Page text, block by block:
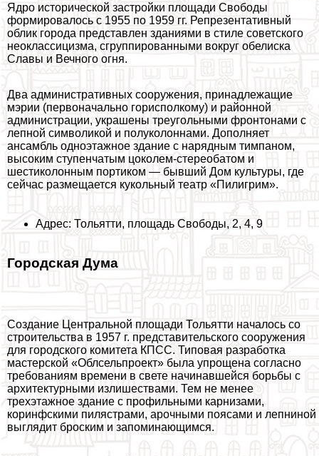
Ядро исторической застройки площади Свободы
формировалось с 1955 по 1959 гг. Репрезентативный
облик города представлен зданиями в стиле советского
неоклассицизма, сгруппированными вокруг обелиска
Славы и Вечного огня.
Два административных сооружения, принадлежащие
мэрии (первоначально горисполкому) и районной
администрации, украшены треугольными фронтонами с
лепной символикой и полуколоннами. Дополняет
ансамбль одноэтажное здание с нарядным тимпаном,
высоким ступенчатым цоколем-стереобатом и
шестиколонным портиком — бывший Дом культуры, где
сейчас размещается кукольный театр «Пилигрим».
Адрес: Тольятти, площадь Свободы, 2, 4, 9
Городская Дума
Создание Центральной площади Тольятти началось со
строительства в 1957 г. представительского сооружения
для городского комитета КПСС. Типовая разработка
мастерской «Облсельпроект» была упрощена согласно
требованиям времени в свете начинавшейся борьбы с
архитектурными излишествами. Тем не менее
трехэтажное здание с профильными карнизами,
коринфскими пилястрами, арочными поясами и лепниной
выглядит броским и запоминающимся.